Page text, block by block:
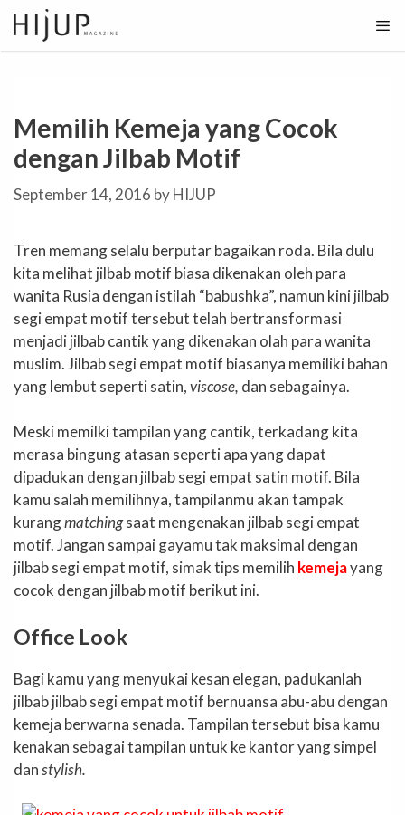
Skip
to
content
Memilih Kemeja yang Cocok
dengan Jilbab Motif
September 14, 2016 byHIJUP
Tren memang selalu berputar bagaikan roda. Bila dulu
kita melihat jilbab motif biasa dikenakan oleh para
wanita Rusia dengan istilah “babushka”, namun kini jilbab
segi empat motif tersebut telah bertransformasi
menjadi jilbab cantik yang dikenakan olah para wanita
muslim. Jilbab segi empat motif biasanya memiliki bahan
yang lembut seperti satin,viscose, dan sebagainya.
Meski memilki tampilan yang cantik, terkadang kita
merasa bingung atasan seperti apa yang dapat
dipadukan dengan jilbab segi empat satin motif. Bila
kamu salah memilihnya, tampilanmu akan tampak
kurangmatchingsaat mengenakan jilbab segi empat
motif. Jangan sampai gayamu tak maksimal dengan
jilbab segi empat motif, simak tips memilih kemejayang
cocok dengan jilbab motif berikut ini.
Office Look
Bagi kamu yang menyukai kesan elegan, padukanlah
jilbab jilbab segi empat motif bernuansa abu-abu dengan
kemeja berwarna senada. Tampilan tersebut bisa kamu
kenakan sebagai tampilan untuk ke kantor yang simpel
danstylish.